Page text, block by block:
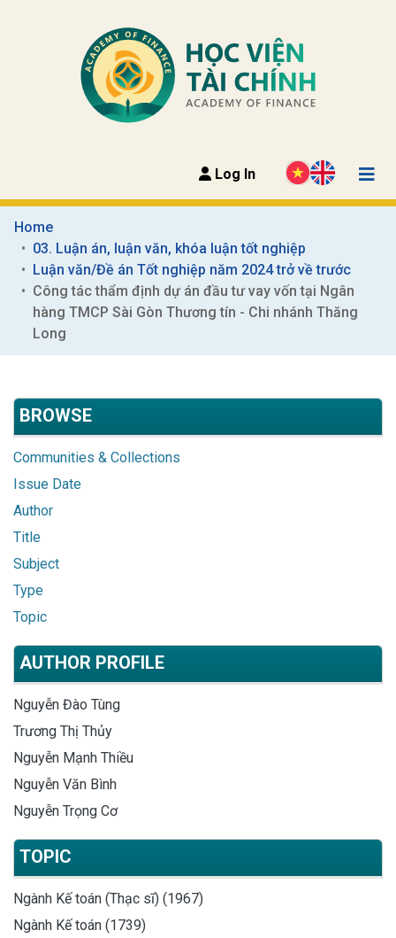
Log In
Home
03. Luận án, luận văn, khóa luận tốt nghiệp
Luận văn/Đề án Tốt nghiệp năm 2024 trở về trước
Công tác thẩm định dự án đầu tư vay vốn tại Ngân
hàng TMCP Sài Gòn Thương tín - Chi nhánh Thăng
Long
BROWSE
Communities & Collections
Issue Date
Author
Title
Subject
Type
Topic
AUTHOR PROFILE
Nguyễn Đào Tùng
Trương Thị Thủy
Nguyễn Mạnh Thiều
Nguyễn Văn Bình
Nguyễn Trọng Cơ
TOPIC
Ngành Kế toán (Thạc sĩ) (1967)
Ngành Kế toán (1739)